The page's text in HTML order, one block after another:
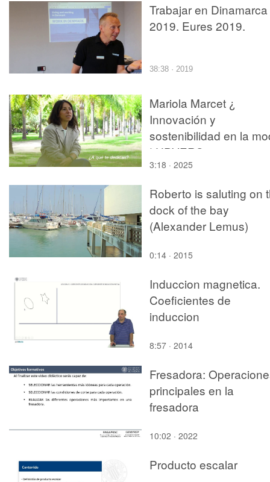
Trabajar en Dinamarca
2019. Eures 2019.
38:38 · 2019
Mariola Marcet ¿
Innovación y
sostenibilidad en la
| UPVERS 2025
3:18 · 2025
Roberto is saluting on
dock of the bay
(Alexander Lemus)
0:14 · 2015
Induccion magnetica.
Coeficientes de
induccion
8:57 · 2014
Fresadora:
principales en la
fresadora
10:02 · 2022
Producto escalar